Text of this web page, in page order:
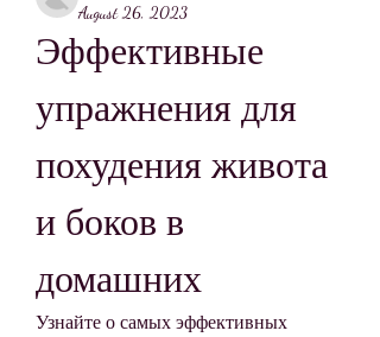
August 26, 2023
Эффективные
упражнения для
похудения живота
и боков в
домашних
Узнайте о самых эффективных